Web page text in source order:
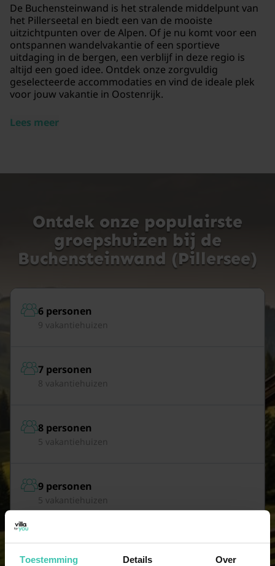
Toestemming Details Over
De Buchensteinwand is het stralende middelpunt van
het Pillerseetal en biedt een van de mooiste
uitzichtpunten over de Alpen. Of je nu komt voor een
ontspannen wandelvakantie of een sportieve
uitdaging in de bergen, een verblijf in deze regio is
altijd een goed idee. Ontdek onze zorgvuldig
geselecteerde accommodaties en vind de ideale plek
voor jouw vakantie in Oostenrijk.
Lees meer
Ontdek onze populairste
groepshuizen bij de
Buchensteinwand (Pillersee)
6 personen
9 vakantiehuizen
7 personen
8 vakantiehuizen
8 personen
5 vakantiehuizen
9 personen
5 vakantiehuizen
10 personen
3 vakantiehuizen